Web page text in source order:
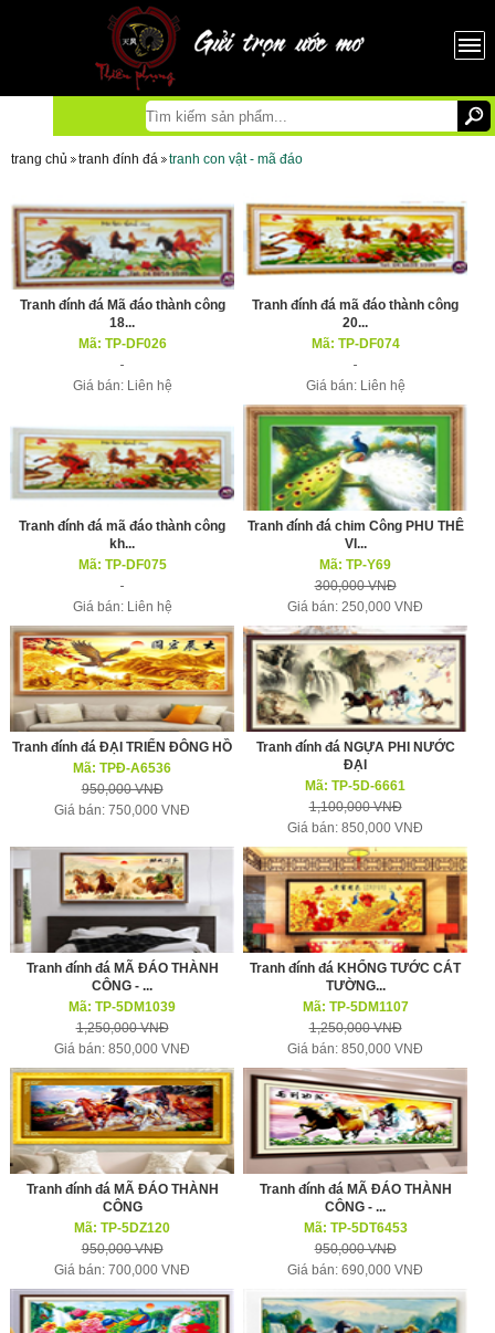
trang chủ tranh đính đá tranh con vật - mã đáo
Tranh đính đá Mã đáo thành công
18...
Mã: TP-DF026
Giá bán: Liên hệ
Tranh đính đá mã đáo thành công
20...
Mã: TP-DF074
Giá bán: Liên hệ
Tranh đính đá mã đáo thành công
kh...
Mã: TP-DF075
Giá bán: Liên hệ
Tranh đính đá chim Công PHU THÊ
VI...
Mã: TP-Y69
300,000 VNĐ
Giá bán: 250,000 VNĐ
Tranh đính đá ĐẠI TRIỂN ĐÔNG HỒ
Mã: TPĐ-A6536
950,000 VNĐ
Giá bán: 750,000 VNĐ
Tranh đính đá NGỰA PHI NƯỚC
ĐẠI
Mã: TP-5D-6661
1,100,000 VNĐ
Giá bán: 850,000 VNĐ
Tranh đính đá MÃ ĐÁO THÀNH
CÔNG - ...
Mã: TP-5DM1039
1,250,000 VNĐ
Giá bán: 850,000 VNĐ
Tranh đính đá KHỔNG TƯỚC CÁT
TƯỜNG...
Mã: TP-5DM1107
1,250,000 VNĐ
Giá bán: 850,000 VNĐ
Tranh đính đá MÃ ĐÁO THÀNH
CÔNG
Mã: TP-5DZ120
950,000 VNĐ
Giá bán: 700,000 VNĐ
Tranh đính đá MÃ ĐÁO THÀNH
CÔNG - ...
Mã: TP-5DT6453
950,000 VNĐ
Giá bán: 690,000 VNĐ